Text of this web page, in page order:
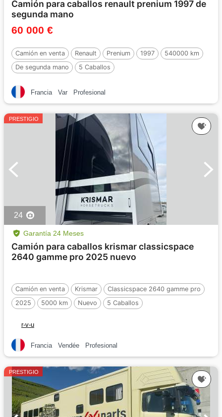
Camión para caballos renault prenium 1997 de
segunda mano
60 000 €
Camión en venta Renault Prenium 1997
540000 km
De segunda mano
5 Caballos
Francia Var Profesional
PRESTIGIO
24
Garantía 24 Meses
Camión para caballos krismar classicspace
2640 gamme pro 2025 nuevo
Camión en venta Krismar
Classicspace 2640 gamme pro
2025
5000 km Nuevo 5 Caballos
r-v-u
Francia Vendée Profesional
PRESTIGIO